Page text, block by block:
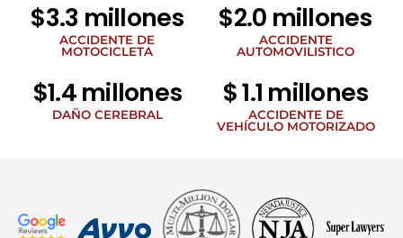
$3.3 millones
ACCIDENTE DE
MOTOCICLETA
$2.0 millones
ACCIDENTE
AUTOMOVILISTICO
$1.4 millones
DAÑO CEREBRAL
$ 1.1 millones
ACCIDENTE DE
VEHÍCULO MOTORIZADO